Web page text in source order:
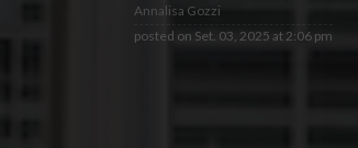
Annalisa Gozzi
posted on Set. 03, 2025 at 2:06 pm